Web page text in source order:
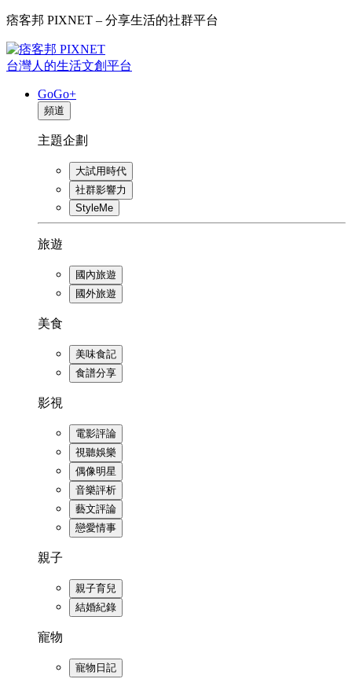
痞客邦 PIXNET – 分享生活的社群平台
台灣人的生活文創平台
GoGo+
頻道
主題企劃
大試用時代
社群影響力
StyleMe
旅遊
國內旅遊
國外旅遊
美食
美味食記
食譜分享
影視
電影評論
視聽娛樂
偶像明星
音樂評析
藝文評論
戀愛情事
親子
親子育兒
結婚紀錄
寵物
寵物日記